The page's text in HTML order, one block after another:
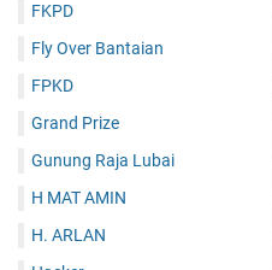
FKPD
Fly Over Bantaian
FPKD
Grand Prize
Gunung Raja Lubai
H MAT AMIN
H. ARLAN